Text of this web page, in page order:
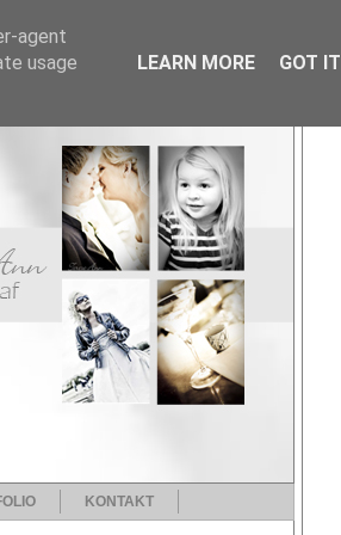
KONTAKT
agent
usage
LEARN MORE GOT IT